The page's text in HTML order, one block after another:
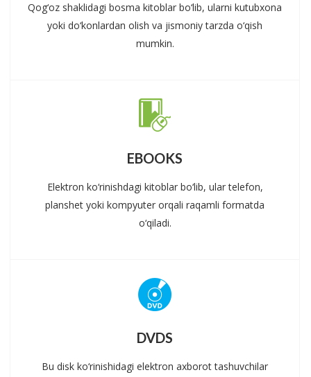
Qog‘oz shaklidagi bosma kitoblar bo‘lib, ularni kutubxona
yoki do‘konlardan olish va jismoniy tarzda o‘qish
mumkin.
EBOOKS
Elektron ko‘rinishdagi kitoblar bo‘lib, ular telefon,
planshet yoki kompyuter orqali raqamli formatda
o‘qiladi.
DVDS
Bu disk ko‘rinishidagi elektron axborot tashuvchilar